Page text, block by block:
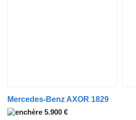
Mercedes-Benz AXOR 1829
5.900 €